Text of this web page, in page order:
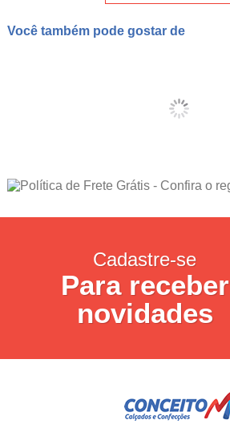
Você também pode gostar de
Cadastre-se
Para receber
novidades